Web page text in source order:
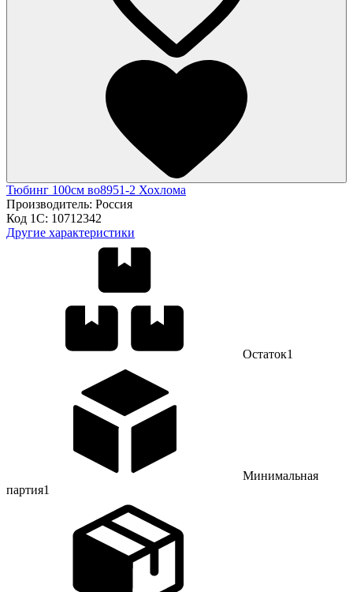
Тюбинг 100см во8951-2 Хохлома
Производитель: Россия
Код 1С: 10712342
Другие характеристики
Остаток1
Минимальная
партия1